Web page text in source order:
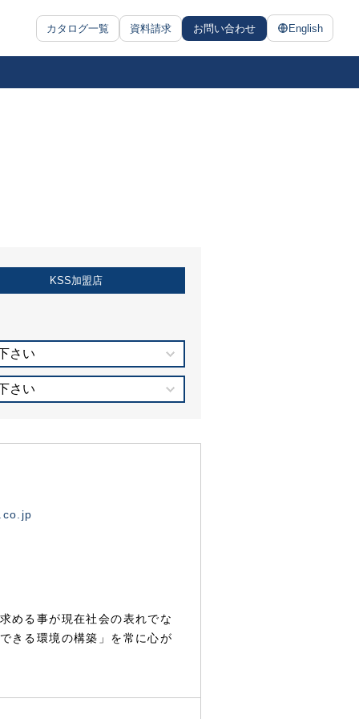
カタログ一覧 資料請求 お問い合わせ English
KSS加盟店
さい
さい
める事が現在社会の表れでな
きる環境の構築」を常に心が